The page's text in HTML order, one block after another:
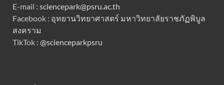
E-mail : sciencepark@psru.ac.th
Facebook : อุทยานวิทยาศาสตร์ มหาวิทยาลัยราชภัฏพิบูล
สงคราม
TikTok : @scienceparkpsru